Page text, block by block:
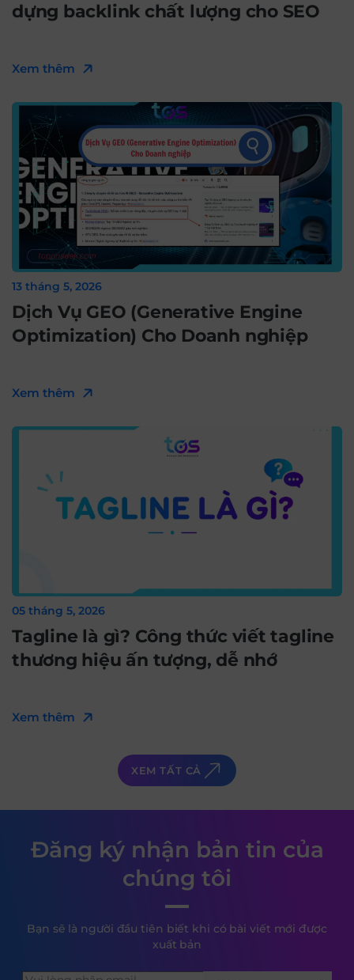
dựng backlink chất lượng cho SEO
Xem thêm
13 tháng 5, 2026
Dịch Vụ GEO (Generative Engine
Optimization) Cho Doanh nghiệp
Xem thêm
05 tháng 5, 2026
Tagline là gì? Công thức viết tagline
thương hiệu ấn tượng, dễ nhớ
Xem thêm
XEM TẤT CẢ
Đăng ký nhận bản tin của
chúng tôi
Bạn sẽ là người đầu tiên biết khi có bài viết mới được
xuất bản